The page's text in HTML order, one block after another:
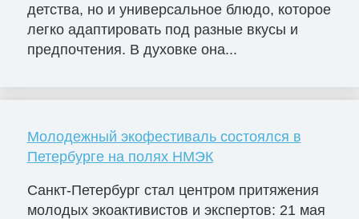
детства, но и универсальное блюдо, которое
легко адаптировать под разные вкусы и
предпочтения. В духовке она...
Молодежный экофестиваль состоялся в
Петербурге на полях НМЭК
Санкт-Петербург стал центром притяжения
молодых экоактивистов и экспертов: 21 мая